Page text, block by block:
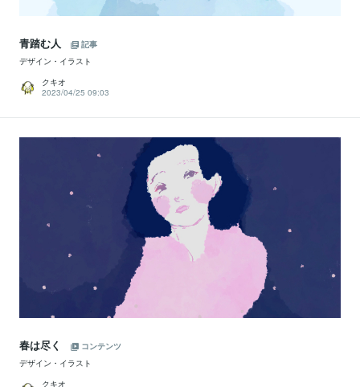
青踏む人
記事
デザイン・イラスト
クキオ
2023/04/25 09:03
春は尽く
コンテンツ
デザイン・イラスト
クキオ